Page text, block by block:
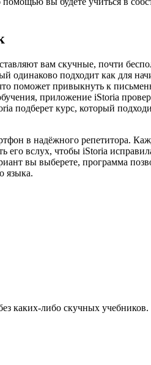
вам скучные, почти
одинаково подходит как для
поможет привыкнуть к
приложение iStoria
подберет курс, который
в надёжного репетитора.
его вслух, чтобы iStoria
вы выберете, программа
языка.
каких-либо скучных учебников.